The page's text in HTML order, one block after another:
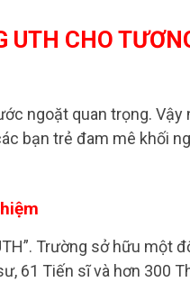
UTH CHO
ngoặt quan trọng. Vậy
bạn trẻ đam mê khối
Trường sở hữu một
61 Tiến sĩ và hơn 300